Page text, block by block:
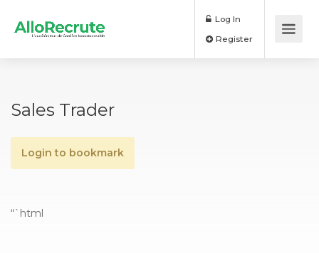
Log In
Sales Trader
Login to bookmark
“`html